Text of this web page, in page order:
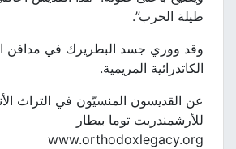
طيلة الحرب”.
وقد ووري جسد البطريرك في مدافن
الكاتدرائية المريمية.
عن القديسون المنسيّون في التراث
للأرشمندريت توما بيطار
www.orthodoxlegacy.org